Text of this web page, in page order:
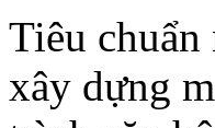
Tiêu
xây dựng